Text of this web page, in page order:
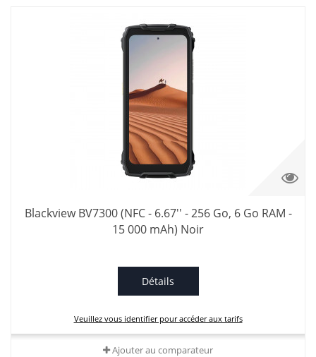
Blackview BV7300 (NFC - 6.67'' - 256 Go, 6 Go RAM -
15 000 mAh) Noir
Détails
Veuillez vous identifier pour accéder aux tarifs
Ajouter au comparateur